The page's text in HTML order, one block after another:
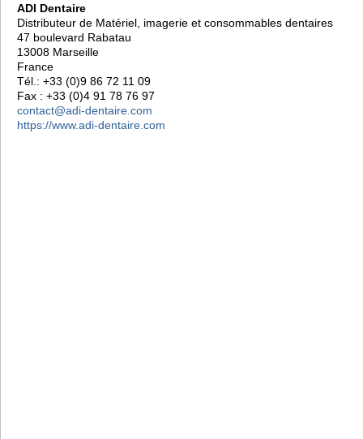
ADI Dentaire
Distributeur de Matériel, imagerie et consommables dentaires
47 boulevard Rabatau
13008 Marseille
France
Tél.: +33 (0)9 86 72 11 09
Fax : +33 (0)4 91 78 76 97
contact@adi-dentaire.com
https://www.adi-dentaire.com